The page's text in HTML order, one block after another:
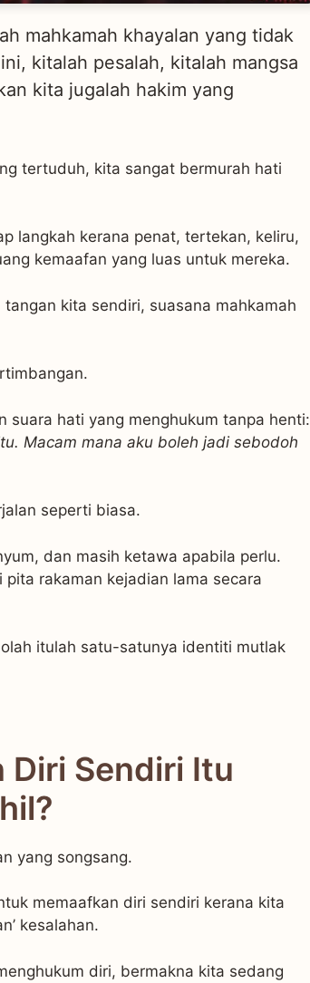
mahkamah khayalan yang tidak
kitalah pesalah, kitalah mangsa
kita jugalah hakim yang
tertuduh, kita sangat bermurah hati
langkah kerana penat, tertekan, keliru,
kemaafan yang luas untuk mereka.
kita sendiri, suasana mahkamah
suara hati yang menghukum tanpa henti:
Macam mana aku boleh jadi sebodoh
seperti biasa.
dan masih ketawa apabila perlu.
rakaman kejadian lama secara
itulah satu-satunya identiti mutlak
Diri Sendiri Itu
yang songsang.
memaafkan diri sendiri kerana kita
kesalahan.
diri, bermakna kita sedang